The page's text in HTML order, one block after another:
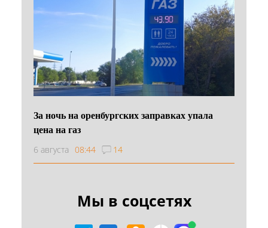
За ночь на оренбургских заправках упала
цена на газ
6 августа 08:44 14
Мы в соцсетях